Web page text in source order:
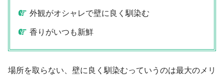
外観がオシャレで壁に良く馴染む
香りがいつも新鮮
場所を取らない、壁に良く馴染むっていうのは最大のメリ